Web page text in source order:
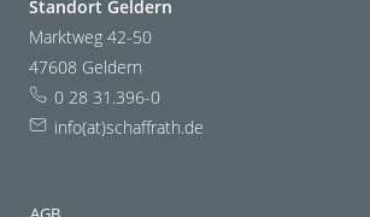
Standort Geldern
Marktweg 42-50
47608 Geldern
0 28 31.396-0
info(at)schaffrath.de